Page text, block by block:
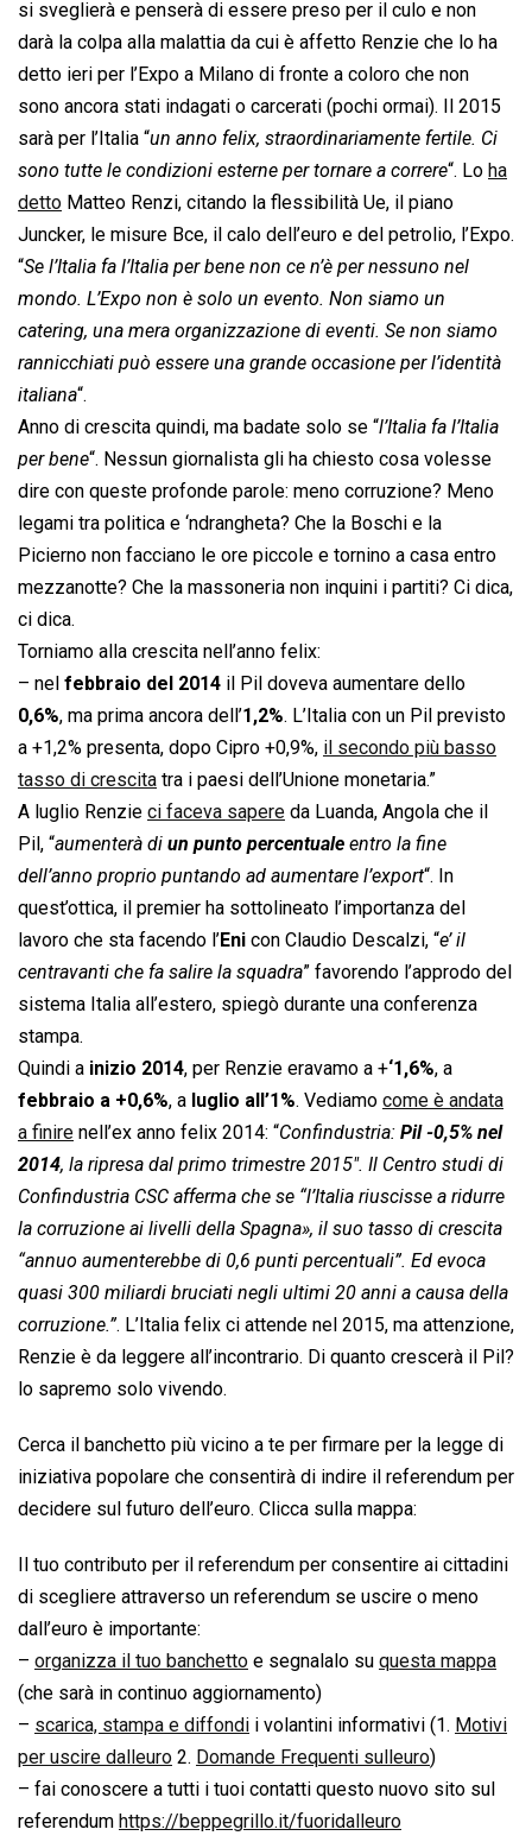
si sveglierà e penserà di essere preso per il culo e non
darà la colpa alla malattia da cui è affetto Renzie che lo ha
detto ieri per l’Expo a Milano di fronte a coloro che non
sono ancora stati indagati o carcerati (pochi ormai). Il 2015
sarà per l’Italia “un anno felix, straordinariamente fertile. Ci
sono tutte le condizioni esterne per tornare a correre“. Lo ha
detto Matteo Renzi, citando la flessibilità Ue, il piano
Juncker, le misure Bce, il calo dell’euro e del petrolio, l’Expo.
“Se l’Italia fa l’Italia per bene non ce n’è per nessuno nel
mondo. L’Expo non è solo un evento. Non siamo un
catering, una mera organizzazione di eventi. Se non siamo
rannicchiati può essere una grande occasione per l’identità
italiana“.
Anno di crescita quindi, ma badate solo se “l’Italia fa l’Italia
per bene“. Nessun giornalista gli ha chiesto cosa volesse
dire con queste profonde parole: meno corruzione? Meno
legami tra politica e ‘ndrangheta? Che la Boschi e la
Picierno non facciano le ore piccole e tornino a casa entro
mezzanotte? Che la massoneria non inquini i partiti? Ci dica,
ci dica.
Torniamo alla crescita nell’anno felix:
– nel febbraio del 2014 il Pil doveva aumentare dello
0,6%, ma prima ancora dell’1,2%. L’Italia con un Pil previsto
a +1,2% presenta, dopo Cipro +0,9%, il secondo più basso
tasso di crescita tra i paesi dell’Unione monetaria.”
A luglio Renzie ci faceva sapere da Luanda, Angola che il
Pil, “aumenterà di un punto percentuale entro la fine
dell’anno proprio puntando ad aumentare l’export“. In
quest’ottica, il premier ha sottolineato l’importanza del
lavoro che sta facendo l’Eni con Claudio Descalzi, “e’ il
centravanti che fa salire la squadra” favorendo l’approdo del
sistema Italia all’estero, spiegò durante una conferenza
stampa.
Quindi a inizio 2014, per Renzie eravamo a +‘1,6%, a
febbraio a +0,6%, a luglio all’1%. Vediamo come è andata
a finire nell’ex anno felix 2014: “Confindustria: Pil -0,5% nel
2014, la ripresa dal primo trimestre 2015″. Il Centro studi di
Confindustria CSC afferma che se “l’Italia riuscisse a ridurre
la corruzione ai livelli della Spagna», il suo tasso di crescita
“annuo aumenterebbe di 0,6 punti percentuali”. Ed evoca
quasi 300 miliardi bruciati negli ultimi 20 anni a causa della
corruzione.”. L’Italia felix ci attende nel 2015, ma attenzione,
Renzie è da leggere all’incontrario. Di quanto crescerà il Pil?
lo sapremo solo vivendo.
Cerca il banchetto più vicino a te per firmare per la legge di
iniziativa popolare che consentirà di indire il referendum per
decidere sul futuro dell’euro. Clicca sulla mappa:
Il tuo contributo per il referendum per consentire ai cittadini
di scegliere attraverso un referendum se uscire o meno
dall’euro è importante:
– organizza il tuo banchetto e segnalalo su questa mappa
(che sarà in continuo aggiornamento)
– scarica, stampa e diffondi i volantini informativi (1. Motivi
per uscire dalleuro 2. Domande Frequenti sulleuro)
– fai conoscere a tutti i tuoi contatti questo nuovo sito sul
referendum https://beppegrillo.it/fuoridalleuro